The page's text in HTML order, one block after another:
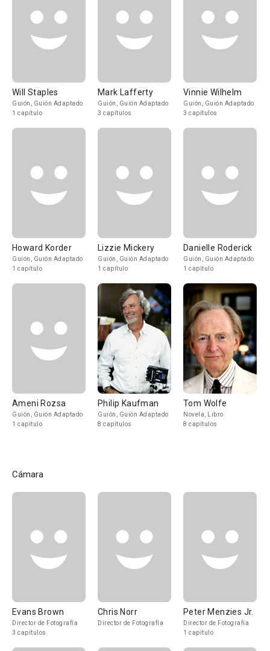
Will Staples
Guión, Guión Adaptado
1 capítulo
Mark Lafferty
Guión, Guión Adaptado
3 capítulos
Vinnie Wilhelm
Guión, Guión Adaptado
3 capítulos
Howard Korder
Guión, Guión Adaptado
1 capítulo
Lizzie Mickery
Guión, Guión Adaptado
1 capítulo
Danielle Roderick
Guión, Guión Adaptado
1 capítulo
Ameni Rozsa
Guión, Guión Adaptado
1 capítulo
Philip Kaufman
Guión, Guión Adaptado
8 capítulos
Tom Wolfe
Novela, Libro
8 capítulos
Cámara
Evans Brown
Director de Fotografía
3 capítulos
Chris Norr
Director de Fotografía
Peter Menzies Jr.
Director de Fotografía
1 capítulo